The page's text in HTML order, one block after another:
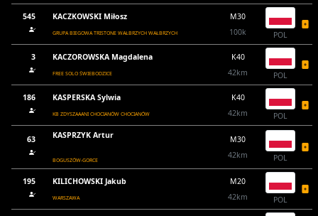
545 KACZKOWSKI Miłosz
GRUPA BIEGOWA TRISTONE WAŁBRZYCH WAŁBRZYCH
M30
100k
POL
3 KACZOROWSKA Magdalena
FREE SOLO ŚWIEBODZICE
K40
42km
POL
186 KASPERSKA Sylwia
KB ZDYSZAAANI CHOCIANÓW CHOCIANÓW
K40
42km
POL
63 KASPRZYK Artur
BOGUSZÓW-GORCE
M30
42km
POL
195 KILICHOWSKI Jakub
WARSZAWA
M20
42km
POL